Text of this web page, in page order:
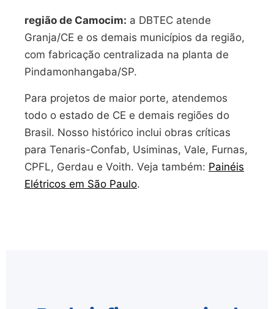
região de Camocim: a DBTEC atende
Granja/CE e os demais municípios da região,
com fabricação centralizada na planta de
Pindamonhangaba/SP.
Para projetos de maior porte, atendemos
todo o estado de CE e demais regiões do
Brasil. Nosso histórico inclui obras críticas
para Tenaris-Confab, Usiminas, Vale, Furnas,
CPFL, Gerdau e Voith. Veja também: Painéis
Elétricos em São Paulo.